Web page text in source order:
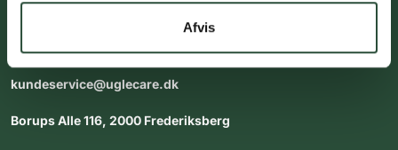
Afvis
Åbningstider i butikken:
kundeservice@uglecare.dk
Borups Alle 116, 2000 Frederiksberg